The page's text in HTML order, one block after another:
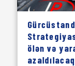
ölən və
azaldılacaq